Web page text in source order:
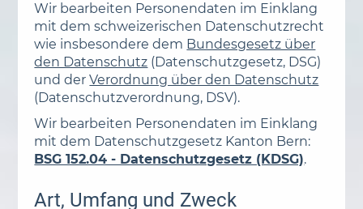
Wir bearbeiten Personendaten im Einklang
mit dem schweizerischen Datenschutzrecht
wie insbesondere dem Bundesgesetz über
den Datenschutz (Datenschutzgesetz, DSG)
und derVerordnung über den Datenschutz
(Datenschutzverordnung, DSV).
Wir bearbeiten Personendaten im Einklang
mit dem Datenschutzgesetz Kanton Bern:
BSG 152.04 - Datenschutzgesetz (KDSG).
Art, Umfang und Zweck